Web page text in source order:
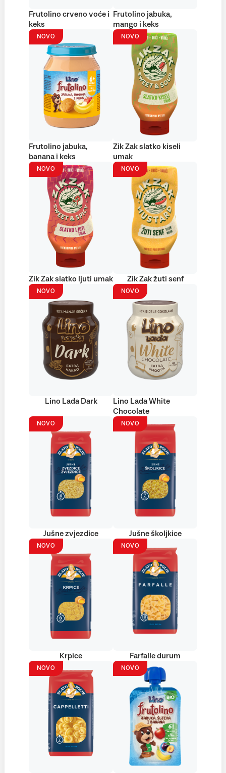
Frutolino crveno voće i
keks
Frutolino jabuka,
mango i keks
NOVO
Frutolino jabuka,
banana i keks
NOVO
Zik Zak slatko kiseli
umak
NOVO
Zik Zak slatko ljuti umak
NOVO
Zik Zak žuti senf
NOVO
Lino Lada Dark
NOVO
Lino Lada White
Chocolate
NOVO
Jušne zvjezdice
NOVO
Jušne školjkice
NOVO
Krpice
NOVO
Farfalle durum
NOVO NOVO